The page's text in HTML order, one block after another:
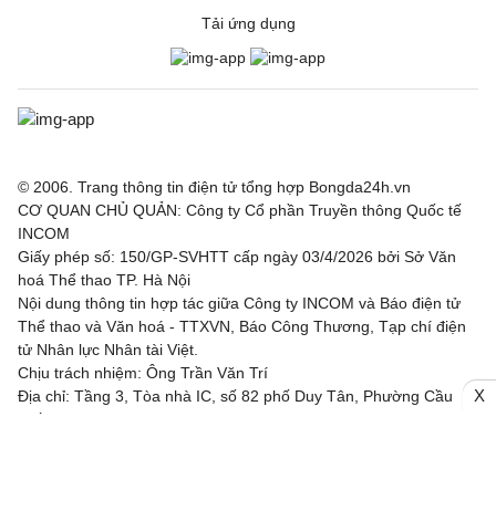
Tải ứng dụng
© 2006. Trang thông tin điện tử tổng hợp Bongda24h.vn
CƠ QUAN CHỦ QUẢN: Công ty Cổ phần Truyền thông Quốc tế
INCOM
Giấy phép số: 150/GP-SVHTT cấp ngày 03/4/2026 bởi Sở Văn
hoá Thể thao TP. Hà Nội
Nội dung thông tin hợp tác giữa Công ty INCOM và Báo điện tử
Thể thao và Văn hoá - TTXVN, Báo Công Thương, Tạp chí điện
tử Nhân lực Nhân tài Việt.
Chịu trách nhiệm: Ông Trần Văn Trí
Địa chỉ: Tầng 3, Tòa nhà IC, số 82 phố Duy Tân, Phường Cầu
Giấy, TP. Hà Nội
X